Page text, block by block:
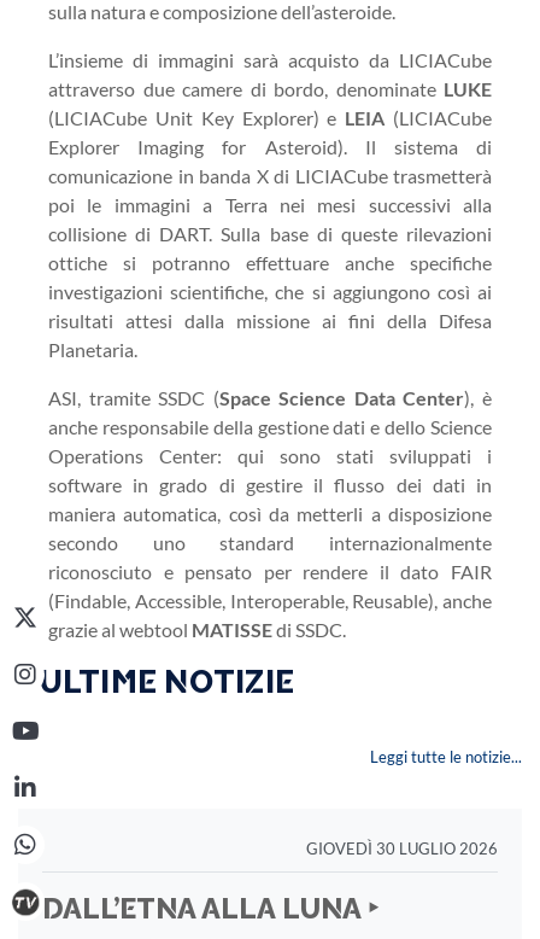
sulla natura e composizione dell’asteroide.
L’insieme di immagini sarà acquisto da LICIACube
attraverso due camere di bordo, denominate LUKE
(LICIACube Unit Key Explorer) e LEIA (LICIACube
Explorer Imaging for Asteroid). Il sistema di
comunicazione in banda X di LICIACube trasmetterà
poi le immagini a Terra nei mesi successivi alla
collisione di DART. Sulla base di queste rilevazioni
ottiche si potranno effettuare anche specifiche
investigazioni scientifiche, che si aggiungono così ai
risultati attesi dalla missione ai fini della Difesa
Planetaria.
ASI, tramite SSDC (Space Science Data Center), è
anche responsabile della gestione dati e dello Science
Operations Center: qui sono stati sviluppati i
software in grado di gestire il flusso dei dati in
maniera automatica, così da metterli a disposizione
secondo uno standard internazionalmente
riconosciuto e pensato per rendere il dato FAIR
(Findable, Accessible, Interoperable, Reusable), anche
grazie al webtool MATISSEdi SSDC.
‣ ULTIME NOTIZIE
Leggi tutte le notizie...
GIOVEDÌ 30 LUGLIO 2026
DALL’ETNA ALLA LUNA ‣